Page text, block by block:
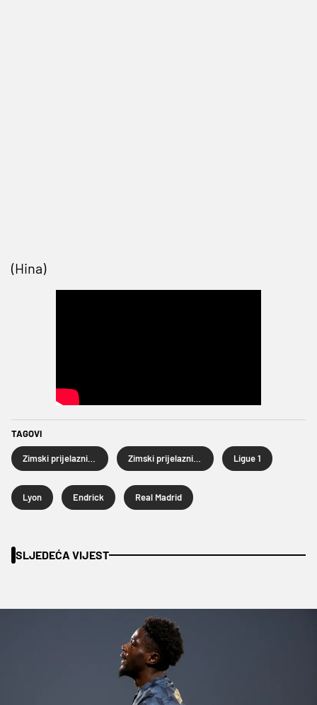
(Hina)
TAGOVI
Ligue 1
Lyon Endrick Real Madrid
SLJEDEĆA VIJEST